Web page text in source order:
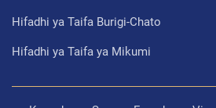
Hifadhi ya Taifa Burigi-Chato
Hifadhi ya Taifa ya Mikumi